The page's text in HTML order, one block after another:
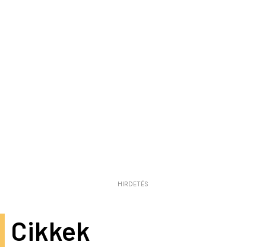
HIRDETÉS
Cikkek